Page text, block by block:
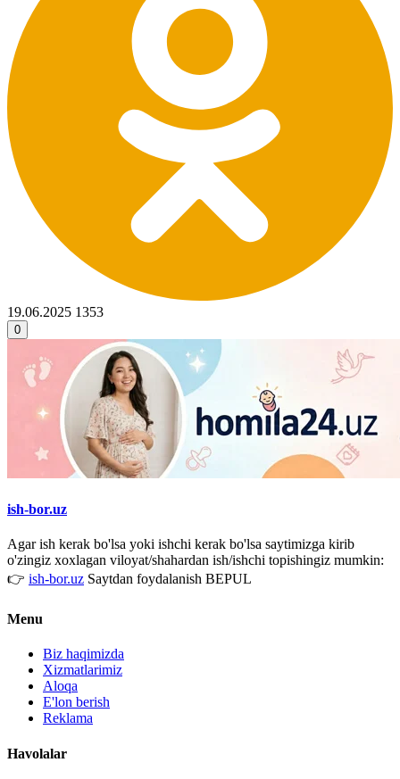
19.06.2025 1353
0
ish-bor.uz
Agar ish kerak bo'lsa yoki ishchi kerak bo'lsa saytimizga kirib
o'zingiz xoxlagan viloyat/shahardan ish/ishchi topishingiz mumkin:
👉 ish-bor.uz Saytdan foydalanish BEPUL
Menu
Biz haqimizda
Xizmatlarimiz
Aloqa
E'lon berish
Reklama
Havolalar